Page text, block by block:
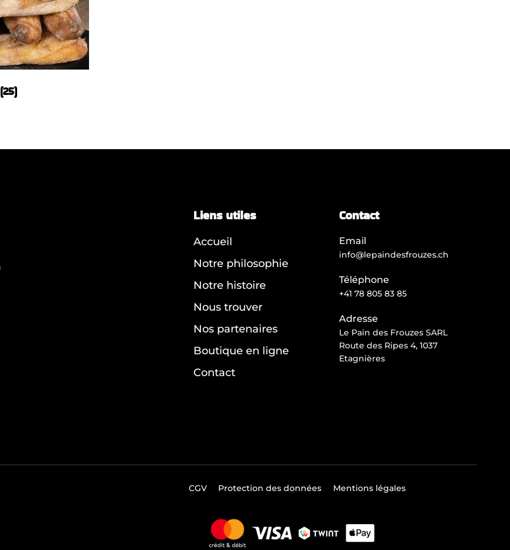
(25)
Liens utiles
Accueil
Notre philosophie
Notre histoire
Nous trouver
Nos partenaires
Boutique en ligne
Contact
Contact
Email
info@lepaindesfrouzes.ch
Téléphone
+41 78 805 83 85
Adresse
Le Pain des Frouzes SARL
Route des Ripes 4, 1037
Etagnières
CGV Protection des données Mentions légales